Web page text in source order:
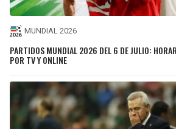
MUNDIAL 2026
PARTIDOS MUNDIAL 2026 DEL 6 DE JULIO:
POR TV Y ONLINE